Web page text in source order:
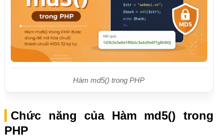
Hàm md5() trong PHP
Chức năng của Hàm md5() trong
PHP